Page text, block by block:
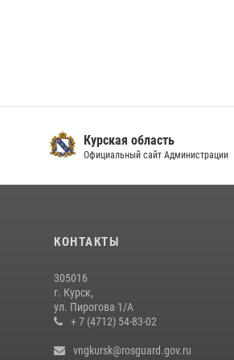
Курская область
Официальный сайт Администрации
КОНТАКТЫ
305016
г. Курск,
ул. Пирогова 1/А
+ 7 (4712) 54-83-02
vngkursk@rosguard.gov.ru